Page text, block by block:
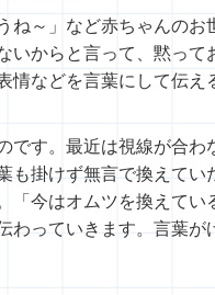
ね～」など赤ちゃんのお
いからと言って、黙って
情などを言葉にして伝え
です。最近は視線が合わ
も掛けず無言で換えてい
「今はオムツを換えてい
わっていきます。言葉が